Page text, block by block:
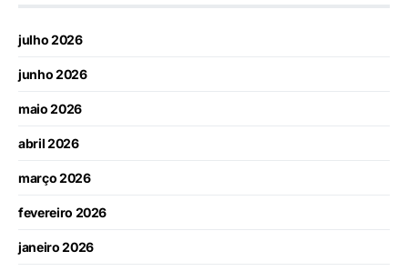
julho 2026
junho 2026
maio 2026
abril 2026
março 2026
fevereiro 2026
janeiro 2026